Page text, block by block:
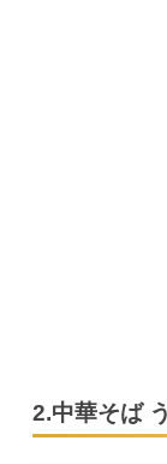
2.中華そば